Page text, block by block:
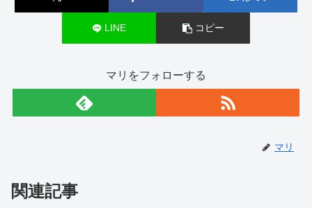
LINE コピー
マリをフォローする
マリ
関連記事